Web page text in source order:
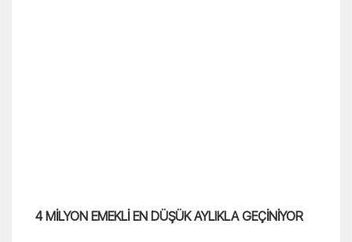
4 MİLYON EMEKLİ EN DÜŞÜK AYLIKLA GEÇİNİYOR